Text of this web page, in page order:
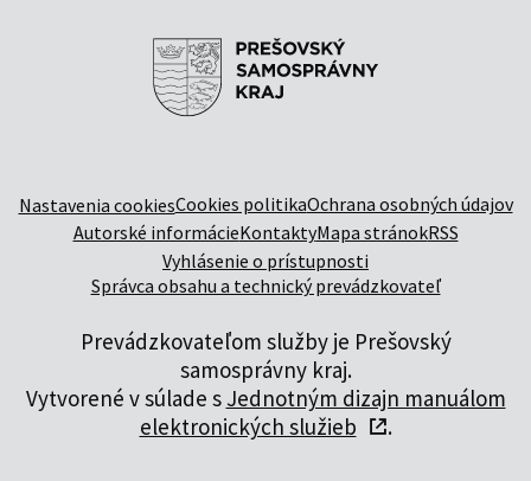
Nastavenia cookiesCookies politikaOchrana osobných údajov
Autorské informácieKontaktyMapa stránokRSS
Vyhlásenie o prístupnosti
Správca obsahu a technický prevádzkovateľ
Prevádzkovateľom služby je Prešovský
samosprávny kraj.
Vytvorené v súlade s Jednotným dizajn manuálom
elektronických služieb
.